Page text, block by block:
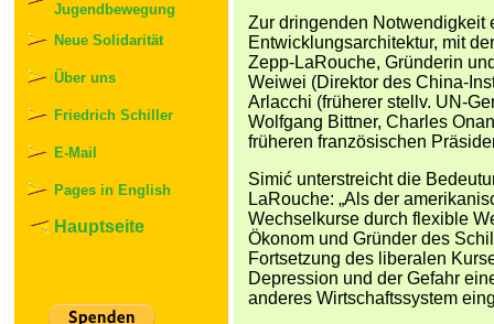
Jugendbewegung
Neue Solidarität
Über uns
Friedrich Schiller
E-Mail
Pages in English
Hauptseite
Zur dringenden Notwendigkeit
Entwicklungsarchitektur, mit
Zepp-LaRouche, Gründerin
Weiwei (Direktor des China-
Arlacchi (früherer stellv. UN-
Wolfgang Bittner, Charles
früheren französischen
Simić unterstreicht die
LaRouche: „Als der
Wechselkurse durch flexible
Ökonom und Gründer des
Fortsetzung des liberalen
Depression und der Gefahr
anderes Wirtschaftssystem